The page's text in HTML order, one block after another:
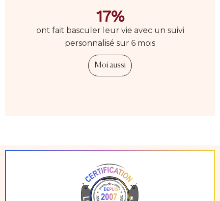
17%
ont fait basculer leur vie avec un suivi
personnalisé sur 6 mois
Moi aussi